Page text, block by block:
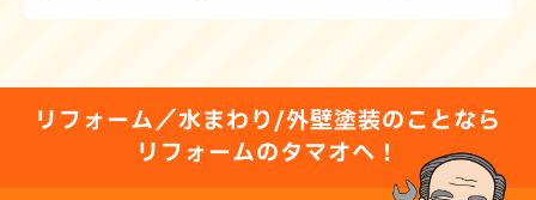
リフォーム／水まわり/外壁塗装のことなら
リフォームのタマオへ！